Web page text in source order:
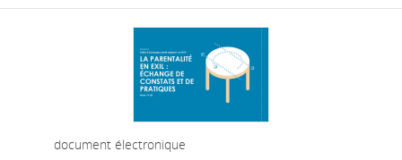
document électronique